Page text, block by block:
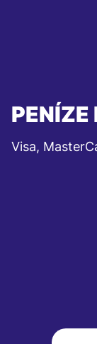
PENÍZE
Visa,